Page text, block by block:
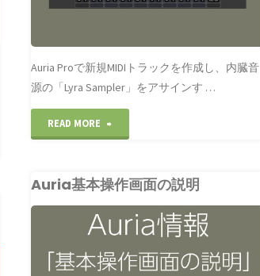
で
ク
イ
ズ
設
Auria Proで新規MIDIトラックを作成し、内臓音
源の「Lyra Sampler」をアサインす …
READ MORE "新
MIDI
ト
Auria基本操作画面の説明